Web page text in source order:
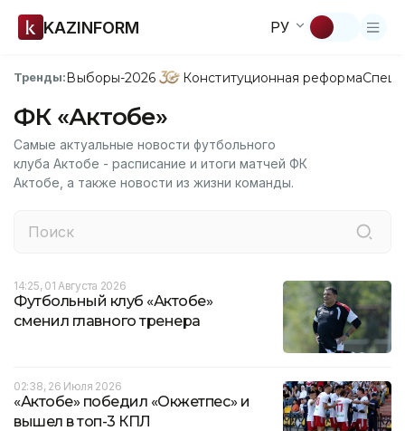
KAZINFORM РУ
Тренды:Выборы-2026 Конституционная реформа
ФК «Актобе»
Самые актуальные новости футбольного
клуба Актобе - расписание и итоги матчей ФК
Актобе, а также новости из жизни команды.
14:25, 01 Августа 2026
Футбольный клуб «Актобе»
сменил главного тренера
02:38, 26 Июля 2026
«Актобе» победил «Окжетпес» и
вышел в топ-3 КПЛ